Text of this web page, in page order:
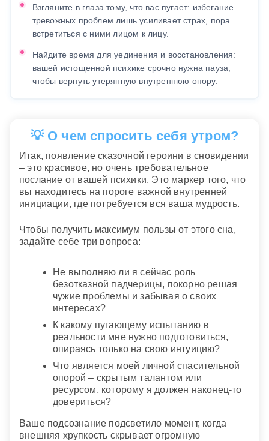
Взгляните в глаза тому, что вас пугает: избегание
тревожных проблем лишь усиливает страх, пора
встретиться с ними лицом к лицу.
Найдите время для уединения и восстановления:
вашей истощенной психике срочно нужна пауза,
чтобы вернуть утерянную внутреннюю опору.
💡 О чем спросить себя утром?
Итак, появление сказочной героини в сновидении
– это красивое, но очень требовательное
послание от вашей психики. Это маркер того, что
вы находитесь на пороге важной внутренней
инициации, где потребуется вся ваша мудрость.
Чтобы получить максимум пользы от этого сна,
задайте себе три вопроса:
Не выполняю ли я сейчас роль
безотказной падчерицы, покорно решая
чужие проблемы и забывая о своих
интересах?
К какому пугающему испытанию в
реальности мне нужно подготовиться,
опираясь только на свою интуицию?
Что является моей личной спасительной
опорой – скрытым талантом или
ресурсом, которому я должен наконец-то
довериться?
Ваше подсознание подсветило момент, когда
внешняя хрупкость скрывает огромную